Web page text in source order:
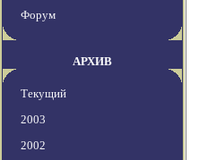
Форум
АРХИВ
Текущий
2003
2002